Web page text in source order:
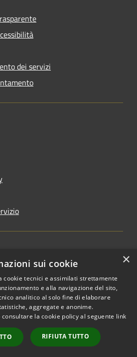
dei servizi
Telegram
Copyright © 2026 • Comune di
Bergamo • Powered by
Municipium•
Accesso
redazione
×
sui cookie
cookie tecnici e assimilati strettamente
e alla navigazione del sito,
analitico al solo fine di elaborare
aggregate e anonime.
la cookie policy al seguente link
RIFIUTA TUTTO